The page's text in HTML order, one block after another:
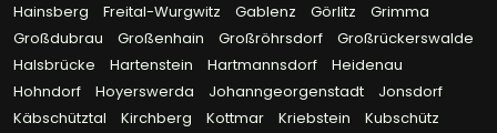
Hainsberg
Freital-Wurgwitz Gablenz Görlitz
Grimma
Großdubrau
Großenhain Großröhrsdorf
Großrückerswalde
Halsbrücke
Hartenstein Hartmannsdorf
Heidenau
Hohndorf
Hoyerswerda Johanngeorgenstadt
Jonsdorf
Käbschütztal
Kirchberg Kottmar Kriebstein
Kubschütz